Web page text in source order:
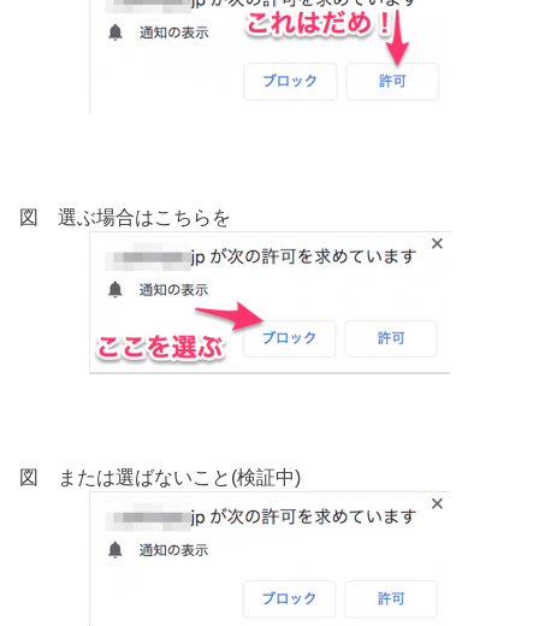
図 選ぶ場合はこちらを
図 または選ばないこと(検証中)